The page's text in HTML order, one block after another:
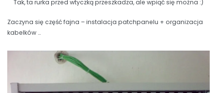
Tak, ta rurka przed wtyczką przeszkadza, ale wpiąć się można :)
Zaczyna się część fajna – instalacja patchpanelu + organizacja
kabelków …